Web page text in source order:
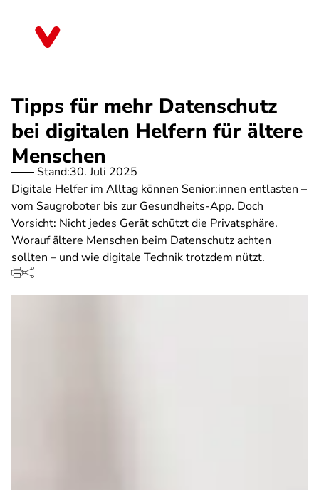
Tipps für mehr Datenschutz
bei digitalen Helfern für ältere
Menschen
Stand:30. Juli 2025
Digitale Helfer im Alltag können Senior:innen entlasten –
vom Saugroboter bis zur Gesundheits-App. Doch
Vorsicht: Nicht jedes Gerät schützt die Privatsphäre.
Worauf ältere Menschen beim Datenschutz achten
sollten – und wie digitale Technik trotzdem nützt.